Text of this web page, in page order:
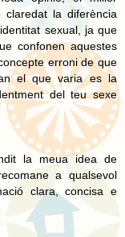
claredat la diferència
sexual, ja que
confonen aquestes
erroni de que
el que varia es la
del teu sexe
la meua idea de
a qualsevol
clara, concisa e